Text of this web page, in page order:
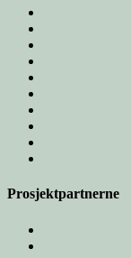
Prosjektpartnerne